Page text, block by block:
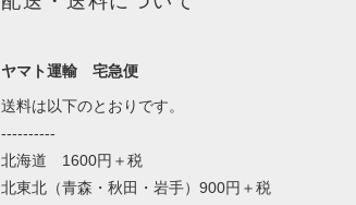
ヤマト運輸 宅急便
送料は以下のとおりです。
----------
北海道 1600円＋税
北東北（青森・秋田・岩手）900円＋税